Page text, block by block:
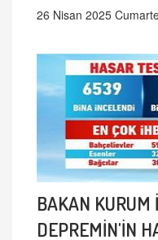
26 Nisan 2025
BAKAN KURUM
DEPREMİN'İN